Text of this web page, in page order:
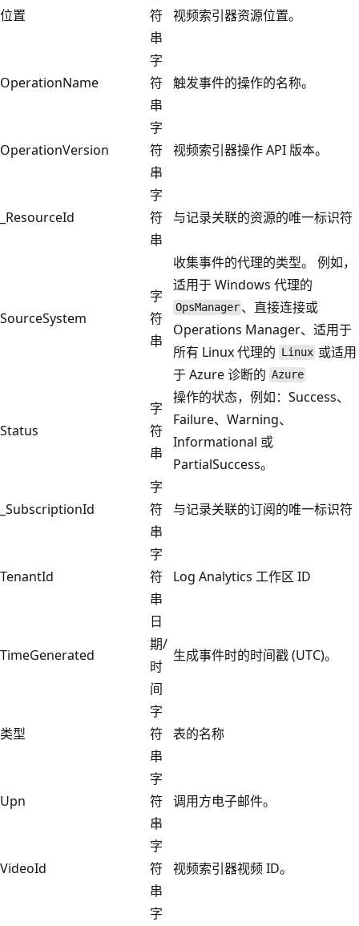
位置
符
串
视频索引器资源位置。
OperationName
字
符
串
触发事件的操作的名称。
OperationVersion
字
符
串
视频索引器操作 API 版本。
_ResourceId
字
符
串
与记录关联的资源的唯一标识符
SourceSystem
字
符
串
收集事件的代理的类型。 例如，
适用于 Windows 代理的
OpsManager 、直接连接或
Operations Manager、适用于
所有 Linux 代理的 Linux 或适用
于 Azure 诊断的 Azure
Status
字
符
串
操作的状态，例如：Success、
Failure、Warning、
Informational 或
PartialSuccess。
_SubscriptionId
字
符
串
与记录关联的订阅的唯一标识符
TenantId
字
符
串
Log Analytics 工作区 ID
TimeGenerated
日
期/
时
间
生成事件时的时间戳 (UTC)。
类型
字
符
串
表的名称
Upn
字
符
串
调用方电子邮件。
VideoId
字
符
串
视频索引器视频 ID。
字